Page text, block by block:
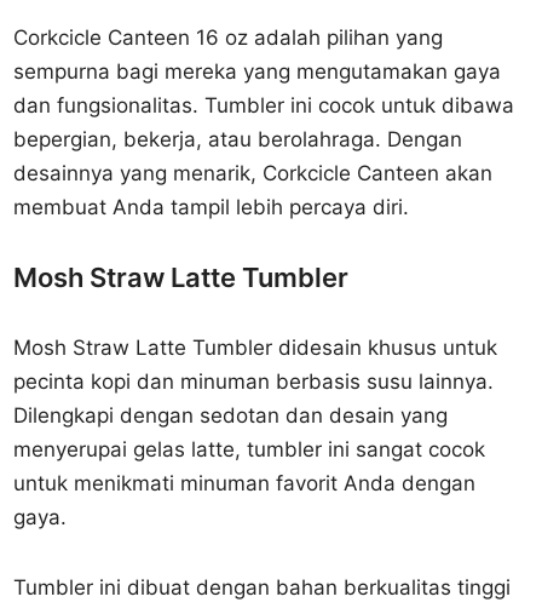
Corkcicle Canteen 16 oz adalah pilihan yang
sempurna bagi mereka yang mengutamakan gaya
dan fungsionalitas. Tumbler ini cocok untuk dibawa
bepergian, bekerja, atau berolahraga. Dengan
desainnya yang menarik, Corkcicle Canteen akan
membuat Anda tampil lebih percaya diri.
Mosh Straw Latte Tumbler
Mosh Straw Latte Tumbler didesain khusus untuk
pecinta kopi dan minuman berbasis susu lainnya.
Dilengkapi dengan sedotan dan desain yang
menyerupai gelas latte, tumbler ini sangat cocok
untuk menikmati minuman favorit Anda dengan
gaya.
Tumbler ini dibuat dengan bahan berkualitas tinggi